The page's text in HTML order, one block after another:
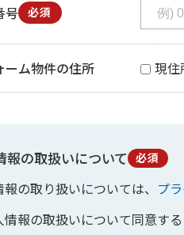
号 必須
ーム物件の住所 現住
報の取扱いについて 必須
の取り扱いについては、 プ
情報の取扱いについて同意する